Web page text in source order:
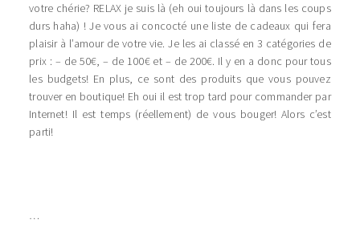
votre chérie? RELAX je suis là (eh oui toujours là dans les coups
durs haha) ! Je vous ai concocté une liste de cadeaux qui fera
plaisir à l’amour de votre vie. Je les ai classé en 3 catégories de
prix : – de 50€, – de 100€ et – de 200€. Il y en a donc pour tous
les budgets! En plus, ce sont des produits que vous pouvez
trouver en boutique! Eh oui il est trop tard pour commander par
Internet! Il est temps (réellement) de vous bouger! Alors c’est
parti!
…